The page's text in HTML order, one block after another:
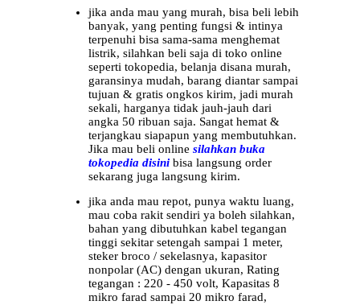
jika anda mau yang murah, bisa beli lebih
banyak, yang penting fungsi & intinya
terpenuhi bisa sama-sama menghemat
listrik, silahkan beli saja di toko online
seperti tokopedia, belanja disana murah,
garansinya mudah, barang diantar sampai
tujuan & gratis ongkos kirim, jadi murah
sekali, harganya tidak jauh-jauh dari
angka 50 ribuan saja. Sangat hemat &
terjangkau siapapun yang membutuhkan.
Jika mau beli online silahkan buka
tokopedia disini bisa langsung order
sekarang juga langsung kirim.
jika anda mau repot, punya waktu luang,
mau coba rakit sendiri ya boleh silahkan,
bahan yang dibutuhkan kabel tegangan
tinggi sekitar setengah sampai 1 meter,
steker broco / sekelasnya, kapasitor
nonpolar (AC) dengan ukuran, Rating
tegangan : 220 - 450 volt, Kapasitas 8
mikro farad sampai 20 mikro farad,